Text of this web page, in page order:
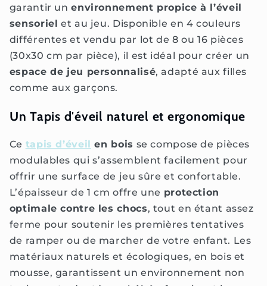
garantir unenvironnement propice à l’éveil
sensoriel et au jeu. Disponible en 4 couleurs
différentes et vendu par lot de 8 ou 16 pièces
(30x30 cm par pièce), il est idéal pour créer un
espace de jeu personnalisé, adapté aux filles
comme aux garçons.
Un Tapis d'éveil naturel et ergonomique
Ce tapis d’éveil en bois se compose de pièces
modulables qui s’assemblent facilement pour
offrir une surface de jeu sûre et confortable.
L’épaisseur de 1 cm offre une protection
optimale contre les chocs, tout en étant assez
ferme pour soutenir les premières tentatives
de ramper ou de marcher de votre enfant. Les
matériaux naturels et écologiques, en bois et
mousse, garantissent un environnement non